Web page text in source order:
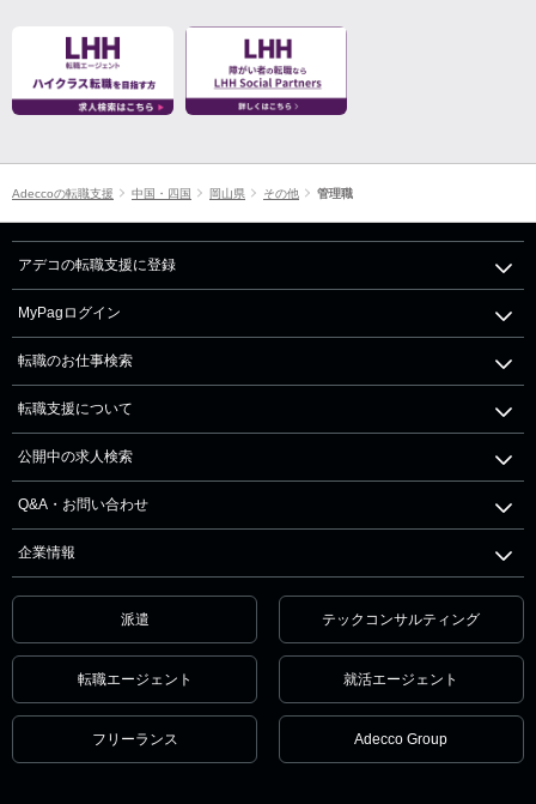
Adeccoの転職支援 中国・四国 岡山県 その他 管理職
アデコの転職支援に登録
MyPagログイン
転職のお仕事検索
転職支援について
公開中の求人検索
Q&A・お問い合わせ
企業情報
派遣 テックコンサルティング
転職エージェント 就活エージェント
フリーランス Adecco Group